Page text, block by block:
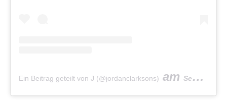
Ein Beitrag geteilt von J (@jordanclarksons) am Sep 2, 2019 um 12:17 PDT